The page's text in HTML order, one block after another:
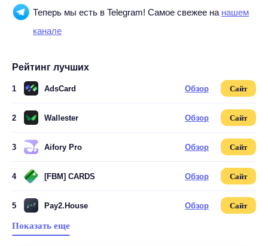
Теперь мы есть в Telegram! Самое свежее на нашем
канале
Рейтинг лучших
1 AdsCard Обзор Сайт
2 Wallester Обзор Сайт
3 Aifory Pro Обзор Сайт
4 [FBM] CARDS Обзор Сайт
5 Pay2.House Обзор Сайт
Показать еще